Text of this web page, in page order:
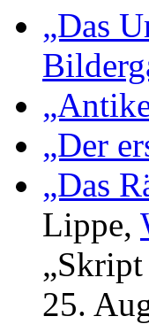
„Das
„Der
„Das
Lippe,
25.